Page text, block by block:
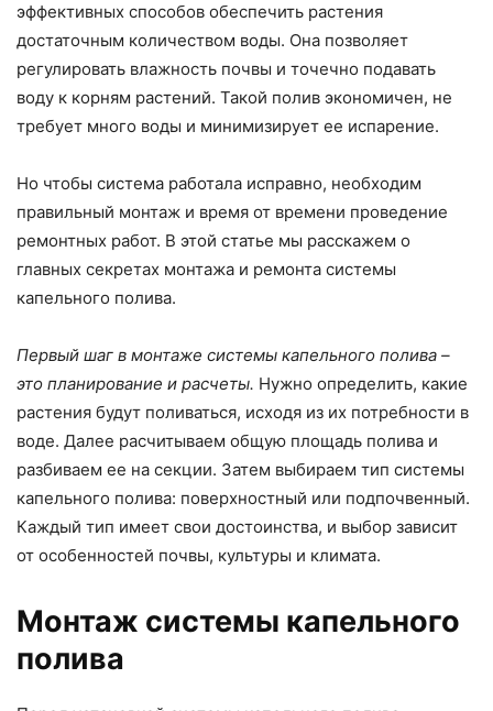
эффективных способов обеспечить растения
достаточным количеством воды. Она позволяет
регулировать влажность почвы и точечно подавать
воду к корням растений. Такой полив экономичен, не
требует много воды и минимизирует ее испарение.
Но чтобы система работала исправно, необходим
правильный монтаж и время от времени проведение
ремонтных работ. В этой статье мы расскажем о
главных секретах монтажа и ремонта системы
капельного полива.
Первый шаг в монтаже системы капельного полива –
это планирование и расчеты. Нужно определить, какие
растения будут поливаться, исходя из их потребности в
воде. Далее расчитываем общую площадь полива и
разбиваем ее на секции. Затем выбираем тип системы
капельного полива: поверхностный или подпочвенный.
Каждый тип имеет свои достоинства, и выбор зависит
от особенностей почвы, культуры и климата.
Монтаж системы капельного
полива